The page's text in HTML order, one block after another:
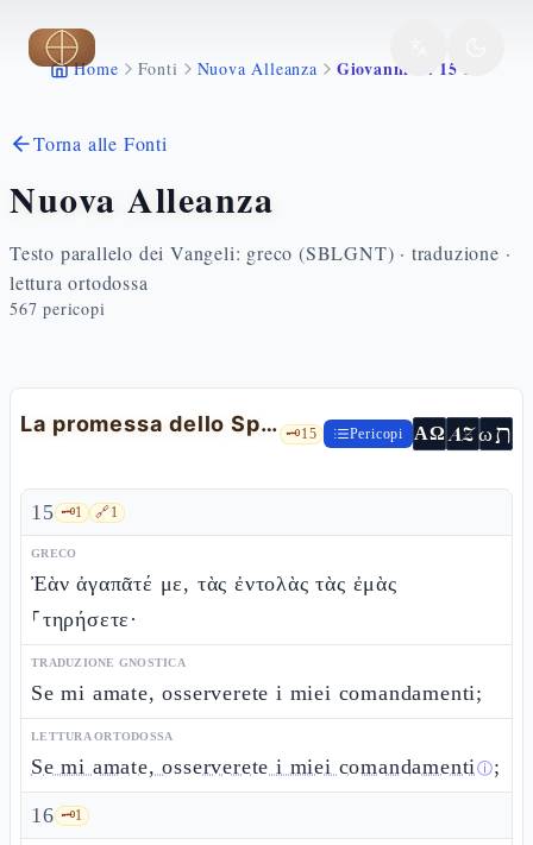
Vai al contenuto principale
Home Fonti Nuova Alleanza Giovanni 14 15 31
Torna alle Fonti
Nuova Alleanza
Testo parallelo dei Vangeli: greco (SBLGNT) · traduzione ·
lettura ortodossa
567 pericopi
La promessa dello Spirito Santo 🗝️15 Pericopi ΑΩ AZωת
15 🗝️1 🔗1
GRECO
Ἐὰν ἀγαπᾶτέ με, τὰς ἐντολὰς τὰς ἐμὰς
⸀τηρήσετε·
TRADUZIONE GNOSTICA
Se mi amate, osserverete i miei comandamenti;
LETTURA ORTODOSSA
Se mi amate, osserverete i miei comandamentiⓘ;
16 🗝️1